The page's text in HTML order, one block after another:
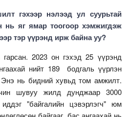
гэхээр нэлээд ул суурьтай
нь яг ямар тоогоор хэмжигдэж
тэр үүрэнд ирж байна уу?
2023 он гэхэд 25 үүрэнд
нийт 189 бодгаль үүрлэн
нь бидний хувьд том амжилт.
шувуу жилд дунджаар 3000
"байгалийн цэвэрлэгч" юм